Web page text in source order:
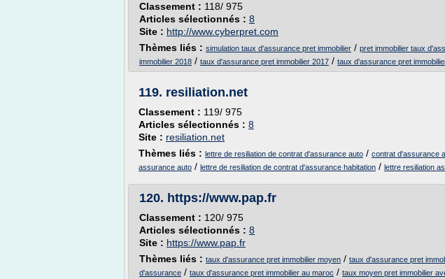
Classement : 118/ 975
Articles sélectionnés : 8
Site : http://www.cyberpret.com
Thèmes liés : simulation taux d'assurance pret immobilier / pret immobilier taux
immobilier 2018 / taux d'assurance pret immobilier 2017 / taux d'assurance pret
119. resiliation.net
Classement : 119/ 975
Articles sélectionnés : 8
Site : resiliation.net
Thèmes liés : lettre de resiliation de contrat d'assurance auto / contrat d'assurance
assurance auto / lettre de resiliation de contrat d'assurance habitation / lettre resiliation
120. https://www.pap.fr
Classement : 120/ 975
Articles sélectionnés : 8
Site : https://www.pap.fr
Thèmes liés : taux d'assurance pret immobilier moyen / taux d'assurance pret
d'assurance / taux d'assurance pret immobilier au maroc / taux moyen pret immobilier